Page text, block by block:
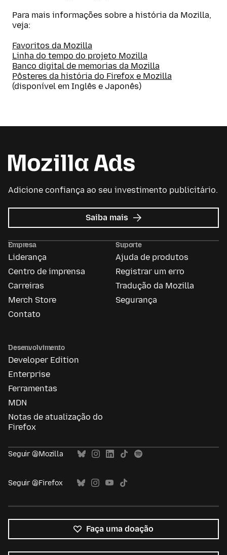
Para mais informações sobre a história da Mozilla,
veja:
Favoritos da Mozilla
Linha do tempo do projeto Mozilla
Banco digital de memorias da Mozilla
Pôsteres da história do Firefox e Mozilla
(disponível em Inglês e Japonês)
Adicione confiança ao seu investimento publicitário.
Saiba mais sobre
Mozilla
Empresa
Liderança
Centro de imprensa
Carreiras
Merch Store
Contato
Suporte
Ajuda de produtos
Registrar um erro
Tradução da Mozilla
Segurança
Desenvolvimento
Developer Edition
Enterprise
Ferramentas
MDN
Notas de atualização do
Firefox
Seguir @Mozilla
Seguir @Firefox
Faça uma doação